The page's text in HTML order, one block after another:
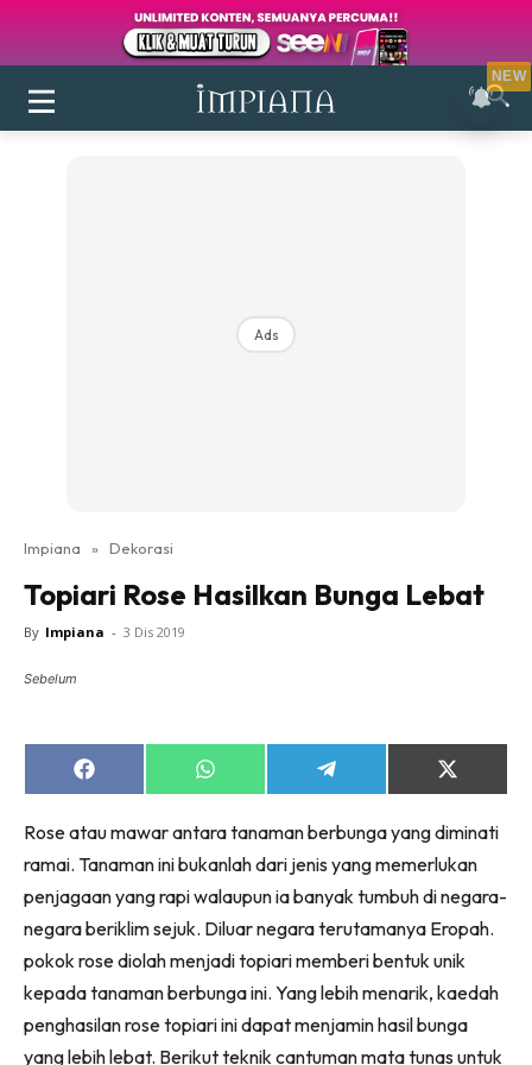
Login|Register
Ruang Makan
Ruang Tamu
DIY
Bilik Tidur
Dapur
Ruang Makan
Make Over
Bilik Air
Bilik Tidur
Dapur
Ads
Impiana » Dekorasi
Topiari Rose Hasilkan Bunga Lebat
By Impiana - 3 Dis 2019
Sebelum
Share
on
Share
on
Share
on
Share
on
(Twitter)
Rose atau mawar antara tanaman berbunga yang diminati
ramai. Tanaman ini bukanlah dari jenis yang memerlukan
penjagaan yang rapi walaupun ia banyak tumbuh di negara-
negara beriklim sejuk. Diluar negara terutamanya Eropah.
pokok rose diolah menjadi topiari memberi bentuk unik
kepada tanaman berbunga ini. Yang lebih menarik, kaedah
penghasilan rose topiari ini dapat menjamin hasil bunga
yang lebih lebat. Berikut teknik cantuman mata tunas untuk
NEW